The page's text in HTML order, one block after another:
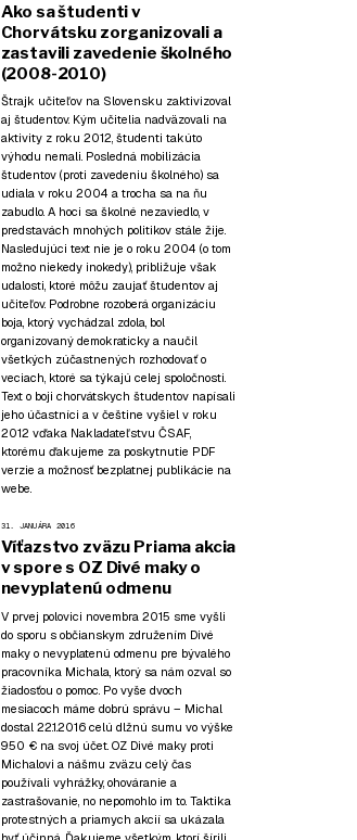
Ako sa študenti v
Chorvátsku zorganizovali a
zastavili zavedenie školného
(2008-2010)
Štrajk učiteľov na Slovensku zaktivizoval
aj študentov. Kým učitelia nadväzovali na
aktivity z roku 2012, študenti takúto
výhodu nemali. Posledná mobilizácia
študentov (proti zavedeniu školného) sa
udiala v roku 2004 a trocha sa na ňu
zabudlo. A hoci sa školné nezaviedlo, v
predstavách mnohých politikov stále žije.
Nasledujúci text nie je o roku 2004 (o tom
možno niekedy inokedy), približuje však
udalosti, ktoré môžu zaujať študentov aj
učiteľov. Podrobne rozoberá organizáciu
boja, ktorý vychádzal zdola, bol
organizovaný demokraticky a naučil
všetkých zúčastnených rozhodovať o
veciach, ktoré sa týkajú celej spoločnosti.
Text o boji chorvátskych študentov napísali
jeho účastníci a v češtine vyšiel v roku
2012 vďaka Nakladateľstvu ČSAF,
ktorému ďakujeme za poskytnutie PDF
verzie a možnosť bezplatnej publikácie na
webe.
31. JANUÁRA 2016
Víťazstvo zväzu Priama akcia
v spore s OZ Divé maky o
nevyplatenú odmenu
V prvej polovici novembra 2015 sme vyšli
do sporu s občianskym združením Divé
maky o nevyplatenú odmenu pre bývalého
pracovníka Michala, ktorý sa nám ozval so
žiadosťou o pomoc. Po vyše dvoch
mesiacoch máme dobrú správu – Michal
dostal 22.1.2016 celú dlžnú sumu vo výške
950 € na svoj účet. OZ Divé maky proti
Michalovi a nášmu zväzu celý čas
používali vyhrážky, ohováranie a
zastrašovanie, no nepomohlo im to. Taktika
protestných a priamych akcií sa ukázala